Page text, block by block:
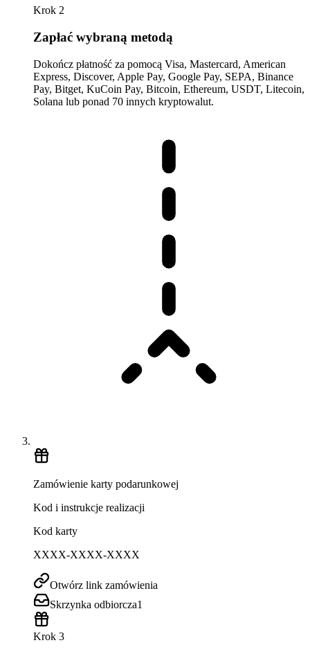
Krok 2
Zapłać wybraną metodą
Dokończ płatność za pomocą Visa, Mastercard, American
Express, Discover, Apple Pay, Google Pay, SEPA, Binance
Pay, Bitget, KuCoin Pay, Bitcoin, Ethereum, USDT, Litecoin,
Solana lub ponad 70 innych kryptowalut.
Zamówienie karty podarunkowej
Kod i instrukcje realizacji
Kod karty
XXXX-XXXX-XXXX
Otwórz link zamówienia
Skrzynka odbiorcza1
Krok 3